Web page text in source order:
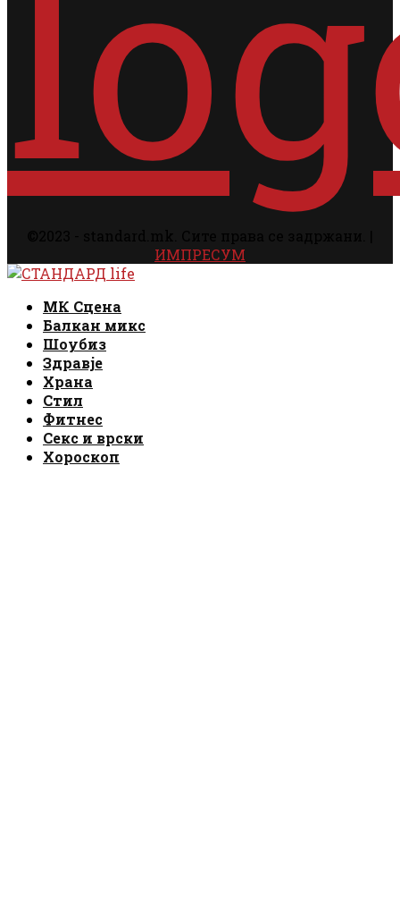
ИМПРЕСУМ
Facebook
Instagram
Email
Rss
МК Сцена
Балкан микс
Шоубиз
Здравје
Храна
Стил
Фитнес
Секс и врски
Хороскоп